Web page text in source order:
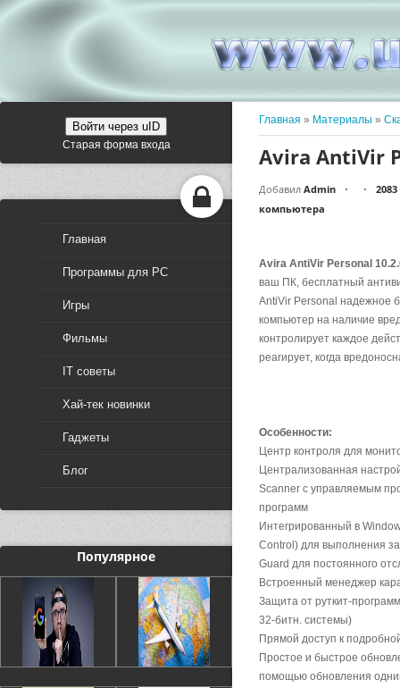
Войти через uID
Старая форма входа
Главная
Программы для PC
Игры
Фильмы
IT советы
Хай-тек новинки
Гаджеты
Блог
Популярное
Главная » Материалы »
Avira AntiVir
Добавил Admin • •
компьютера
Avira AntiVir Personal
ваш ПК, бесплатный
AntiVir Personal надежное
компьютер на наличие
контролирует каждое
реагирует, когда
Особенности:
Центр контроля для
Централизованная
Scanner с управляемым
программ
Интегрированный в
Control) для выполнения
Guard для постоянного
Встроенный менеджер
Защита от руткит-
32-битн. системы)
Прямой доступ к
Простое и быстрое
помощью обновления